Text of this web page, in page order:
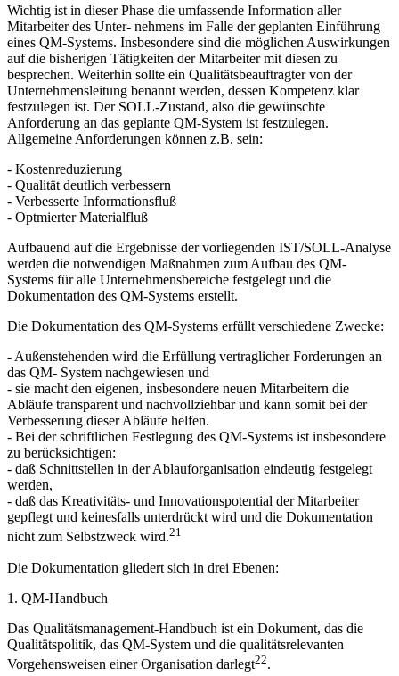
Wichtig ist in dieser Phase die umfassende Information aller
Mitarbeiter des Unter- nehmens im Falle der geplanten Einführung
eines QM-Systems. Insbesondere sind die möglichen Auswirkungen
auf die bisherigen Tätigkeiten der Mitarbeiter mit diesen zu
besprechen. Weiterhin sollte ein Qualitätsbeauftragter von der
Unternehmensleitung benannt werden, dessen Kompetenz klar
festzulegen ist. Der SOLL-Zustand, also die gewünschte
Anforderung an das geplante QM-System ist festzulegen.
Allgemeine Anforderungen können z.B. sein:
- Kostenreduzierung
- Qualität deutlich verbessern
- Verbesserte Informationsfluß
- Optmierter Materialfluß
Aufbauend auf die Ergebnisse der vorliegenden IST/SOLL-Analyse
werden die notwendigen Maßnahmen zum Aufbau des QM-
Systems für alle Unternehmensbereiche festgelegt und die
Dokumentation des QM-Systems erstellt.
Die Dokumentation des QM-Systems erfüllt verschiedene Zwecke:
- Außenstehenden wird die Erfüllung vertraglicher Forderungen an
das QM- System nachgewiesen und
- sie macht den eigenen, insbesondere neuen Mitarbeitern die
Abläufe transparent und nachvollziehbar und kann somit bei der
Verbesserung dieser Abläufe helfen.
- Bei der schriftlichen Festlegung des QM-Systems ist insbesondere
zu berücksichtigen:
- daß Schnittstellen in der Ablauforganisation eindeutig festgelegt
werden,
- daß das Kreativitäts- und Innovationspotential der Mitarbeiter
gepflegt und keinesfalls unterdrückt wird und die Dokumentation
nicht zum Selbstzweck wird.21
Die Dokumentation gliedert sich in drei Ebenen:
1. QM-Handbuch
Das Qualitätsmanagement-Handbuch ist ein Dokument, das die
Qualitätspolitik, das QM-System und die qualitätsrelevanten
Vorgehensweisen einer Organisation darlegt22.